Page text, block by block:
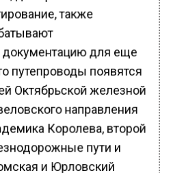
также
документацию для еще
путепроводы появятся
Октябрьской железной
направления
Королева, второй
пути и
и Юрловский